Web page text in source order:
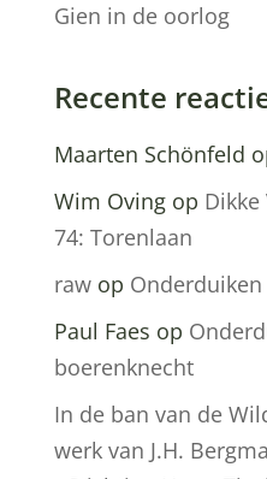
Gien in de oorlog
Recente
Maarten Schönfeld
Wim Ovingop
74: Torenlaan
rawop
Paul Faes op
boerenknecht
In de ban van de
werk van J.H.